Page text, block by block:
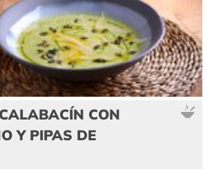
CON
Y PIPAS DE